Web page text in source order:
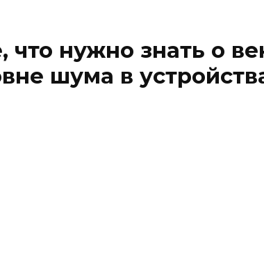
что нужно знать о
шума в